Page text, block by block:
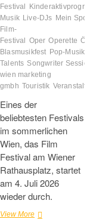
Festival
Musik Live-DJs Mein
Film-
Festival
Oper Operette
Blasmusikfest Pop-Musik
Talents Songwriter
wien marketing
gmbh Touristik
Eines der
beliebtesten Festivals
im sommerlichen
Wien, das Film
Festival am Wiener
Rathausplatz, startet
am 4. Juli 2026
wieder durch.
View MoreFilm